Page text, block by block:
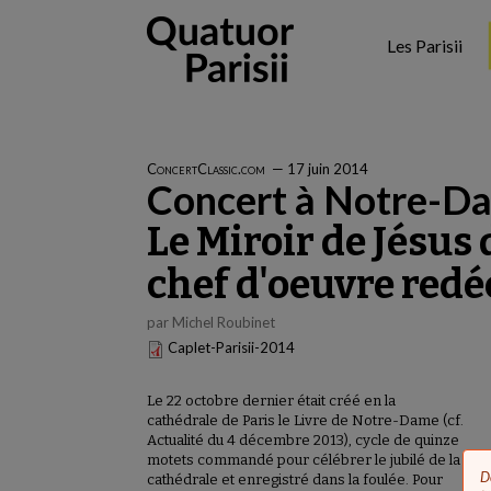
Les Parisii
ConcertClassic.com — 17 juin 2014
Concert à Notre-
Le Miroir de Jésus
chef d'oeuvre
par Michel Roubinet
Caplet-Parisii-2014
Le 22 octobre dernier était créé en la
cathédrale de Paris le Livre de Notre-Dame (cf.
Actualité du 4 décembre 2013), cycle de quinze
motets commandé pour célébrer le jubilé de la
cathédrale et enregistré dans la foulée. Pour